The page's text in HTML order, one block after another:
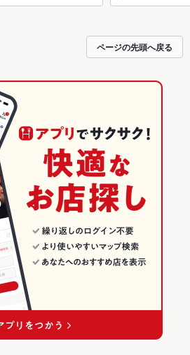
ページの先頭へ戻る